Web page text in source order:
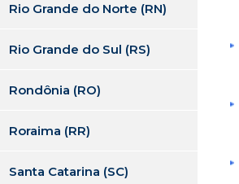
Rio Grande do Norte (RN)
Rio Grande do Sul (RS)
Rondônia (RO)
Roraima (RR)
Santa Catarina (SC)